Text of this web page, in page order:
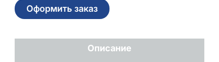
Оформить заказ
Описание